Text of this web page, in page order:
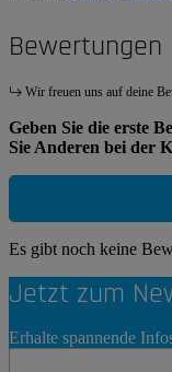
Bewertungen
Wir freuen uns auf deine
Geben Sie die erste
Sie Anderen bei der
Es gibt noch keine
Jetzt zum
Erhalte spannende